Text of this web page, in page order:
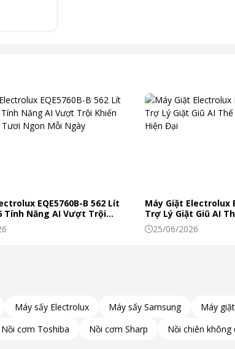
đậu nành, hạnh nhân đến óc chó, mà không lo
cho những ai muốn thưởng thức những ly sữa
EQE5760B-B 562 Lít
Tính Năng AI Vượt Trội
Phẩm Tươi Ngon Mỗi Ngày
Máy Giặt Electrolux
Trợ Lý Giặt Giũ AI
Đình Hiện Đại
25/06/2026
Máy sấy Electrolux Máy sấy Samsung Máy
Nồi cơm Toshiba Nồi cơm Sharp Nồi chiên không